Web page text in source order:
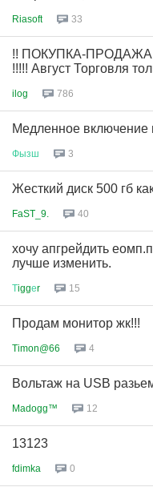
Riasoft 33
!! ПОКУПКА-
!!!!! Август Торговля
ilog 786
Медленное включение
Фызш 3
Жесткий диск 500 гб
FaST_9. 40
хочу апгрейдить
лучше изменить.
Тiggеr 15
Продам монитор жк!!!
Timon@66 4
Вольтаж на USB
Madogg™ 12
13123
fdimka 0